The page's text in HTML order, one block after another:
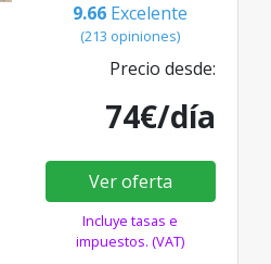
9.66 Excelente
(213 opiniones)
Precio desde:
74€/día
Ver oferta
Incluye tasas e
impuestos. (VAT)